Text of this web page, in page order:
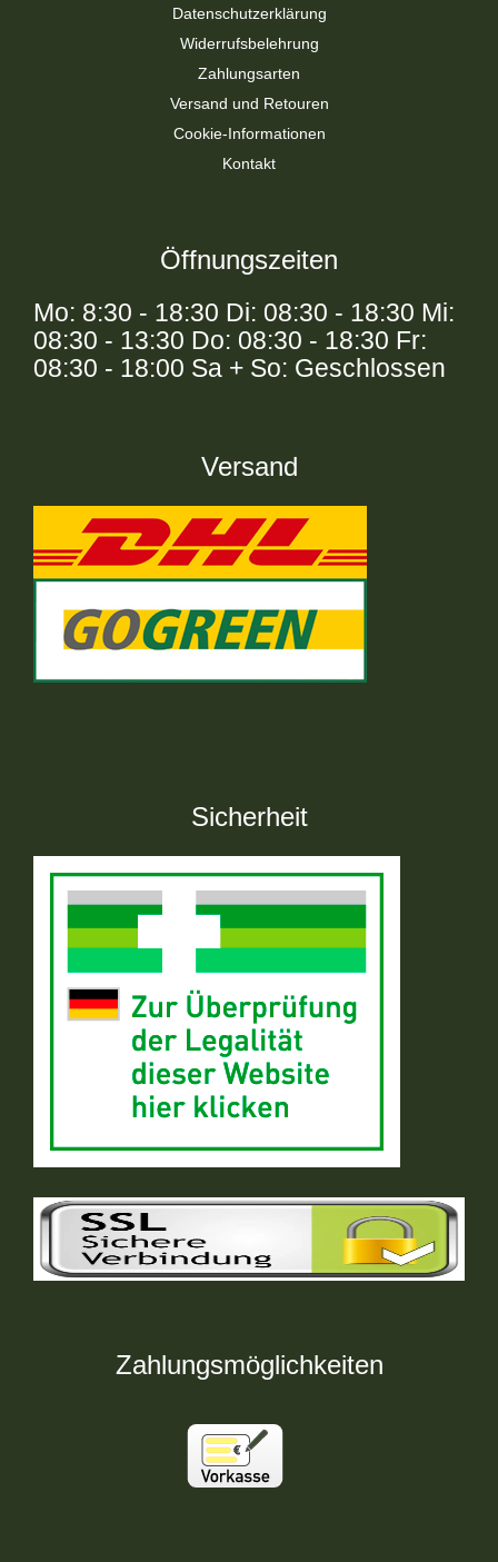
Datenschutzerklärung
Widerrufsbelehrung
Zahlungsarten
Versand und Retouren
Cookie-Informationen
Kontakt
Öffnungszeiten
Mo: 8:30 - 18:30 Di: 08:30 - 18:30 Mi:
08:30 - 13:30 Do: 08:30 - 18:30 Fr:
08:30 - 18:00 Sa + So: Geschlossen
Versand
Sicherheit
Zahlungsmöglichkeiten